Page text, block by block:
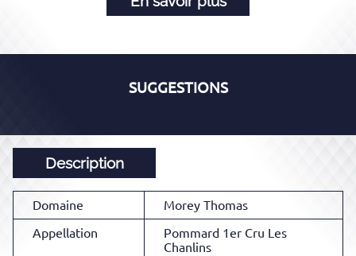
SUGGESTIONS
Description
Domaine
Morey Thomas
Appellation
Pommard 1er Cru Les
Chanlins